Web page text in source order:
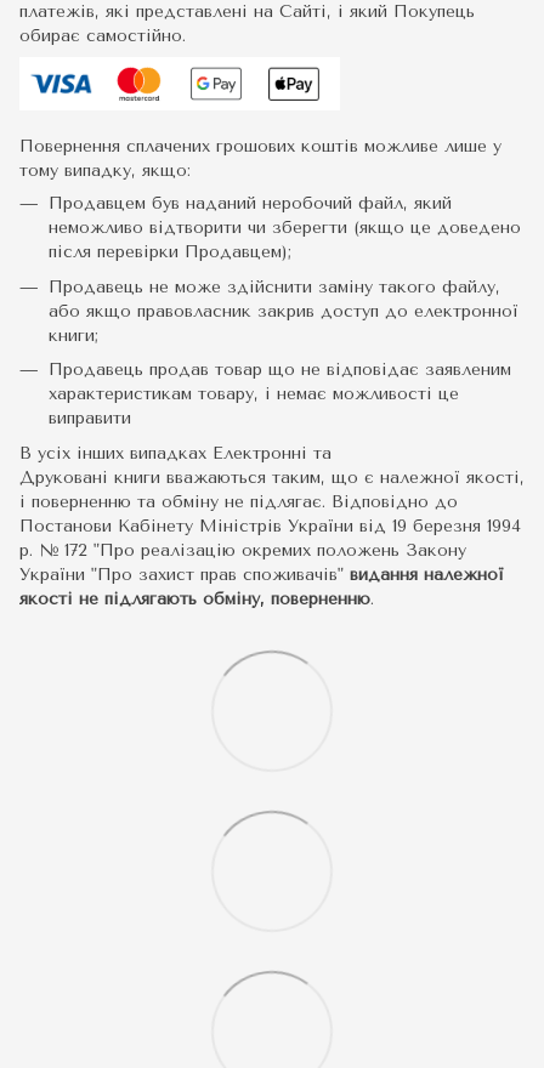
платежів, які представлені на Сайті, і який Покупець
обирає самостійно.
Повернення сплачених грошових коштів можливе лише у
тому випадку, якщо:
Продавцем був наданий неробочий файл, який
неможливо відтворити чи зберегти (якщо це доведено
після перевірки Продавцем);
Продавець не може здійснити заміну такого файлу,
або якщо правовласник закрив доступ до електронної
книги;
Продавець продав товар що не відповідає заявленим
характеристикам товару, і немає можливості це
виправити
В усіх інших випадках Електронні та
Друковані книги вважаються таким, що є належної якості,
і поверненню та обміну не підлягає. Відповідно до
Постанови Кабінету Міністрів України від 19 березня 1994
р. № 172 "Про реалізацію окремих положень Закону
України "Про захист прав споживачів" видання належної
якості не підлягають обміну, поверненню.